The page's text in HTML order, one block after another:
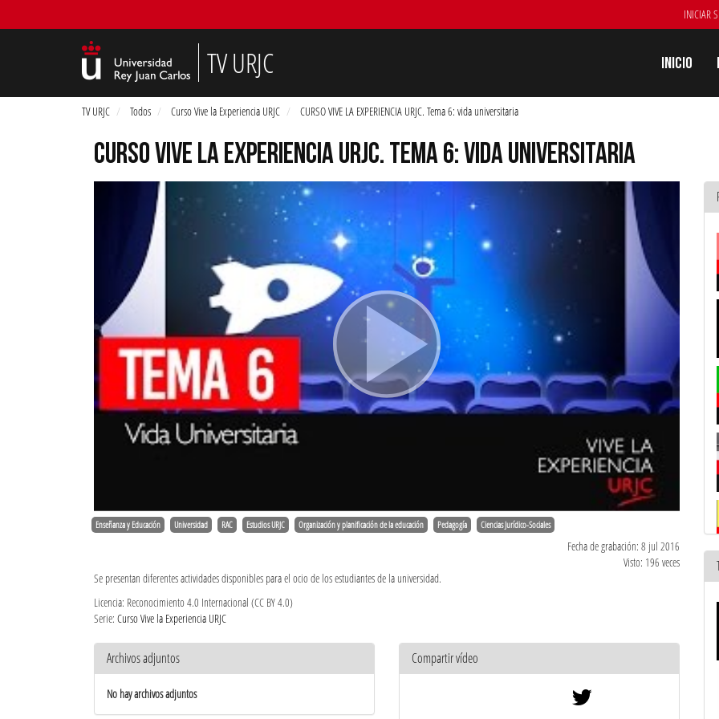
INICIAR
TV URJC Inicio
TV URJC Todos Curso Vive la Experiencia URJC CURSO VIVE LA EXPERIENCIA URJC. Tema 6: vida universitaria
CURSO VIVE LA EXPERIENCIA URJC. TEMA 6: VIDA UNIVERSITARIA
Enseñanza y Educación Universidad RAC Estudios URJC Organización y planificación de la educación Pedagogía Ciencias Jurídico-Sociales
Fecha de grabación: 8 jul 2016
Visto: 196 veces
Se presentan diferentes actividades disponibles para el ocio de los estudiantes de la universidad.
Licencia: Reconocimiento 4.0 Internacional (CC BY 4.0)
Serie: Curso Vive la Experiencia URJC
Archivos adjuntos
No hay archivos adjuntos
Compartir vídeo